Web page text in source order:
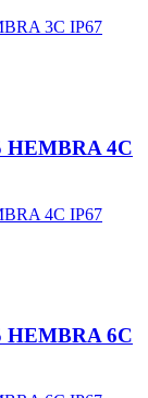
HEMBRA 4C
HEMBRA 6C